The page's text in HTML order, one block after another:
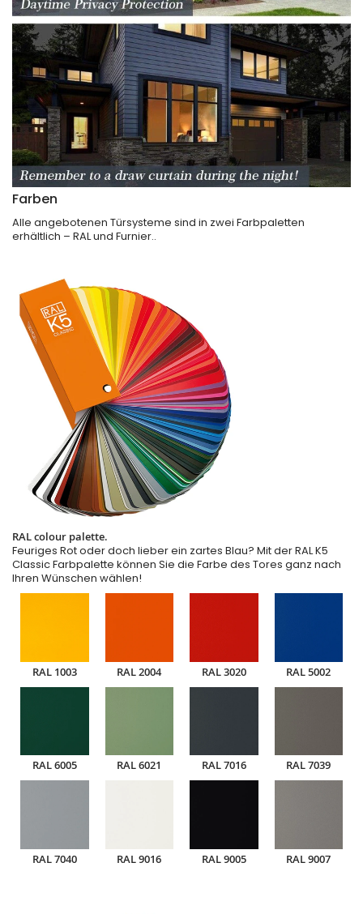
Farben
Alle angebotenen Türsysteme sind in zwei Farbpaletten
erhältlich – RAL und Furnier..
RAL colour palette.
Feuriges Rot oder doch lieber ein zartes Blau? Mit der RAL K5
Classic Farbpalette können Sie die Farbe des Tores ganz nach
Ihren Wünschen wählen!
RAL 1003 RAL 2004 RAL 3020 RAL 5002
RAL 6005 RAL 6021 RAL 7016 RAL 7039
RAL 7040 RAL 9016 RAL 9005 RAL 9007